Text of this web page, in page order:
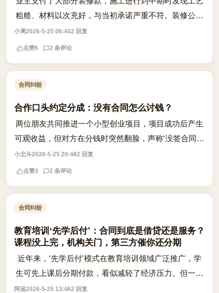
粗糙、材料以次充好，与当初承诺严重不符。装修公司
以‘合同未履行完毕’为由拒绝退款，甚至要求继续施
工。此时业主是否可以单方解除合同？能...
小周2026-5-25 06:432 回复
点赞6 2 条评论
合同纠纷
合作口头约定分成：没有合同怎么讨钱？
两位朋友共同推进一个小型创业项目，项目成功后产生
可观收益，但对方在分钱时突然翻脸，声称‘没签合同你
一分钱也别想拿’。这种情况下，真的就束手无策了吗？
答案是否定的。即便没有书面合同，...
小北斗2026-5-25 20:482 回复
点赞3 2 条评论
合同纠纷
教育培训‘先学后付’：合同到底是借贷还是服务？
课程没上完，机构关门，第三方催你还分期
近年来，‘先学后付’模式在教育培训领域广泛推广，学
生可先上课后分期付款，看似减轻了经济压力。但一旦
机构突然停业、跑路，学员不仅课程无法继续，还可能
阿远2026-5-25 13:452 回复